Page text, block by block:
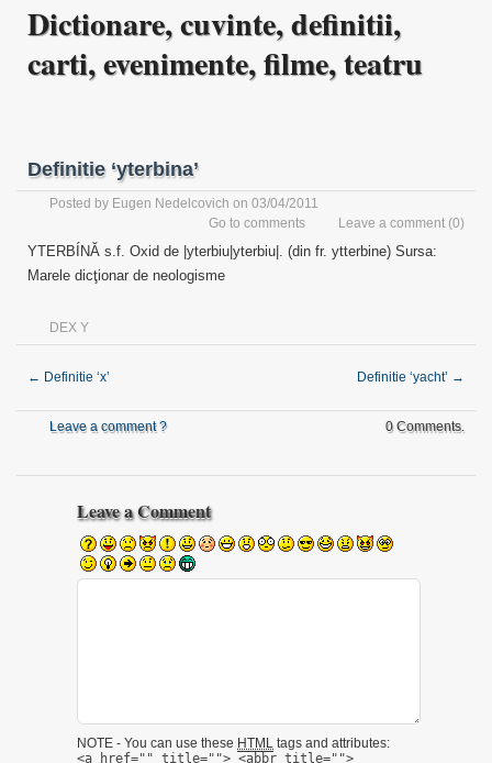
Dictionare, cuvinte, definitii,
carti, evenimente, filme, teatru
Definitie ‘yterbina’
Posted by Eugen Nedelcovich on 03/04/2011
Leave a comment (0)
Go to comments
YTERBÍNĂ s.f. Oxid de |yterbiu|yterbiu|. (din fr. ytterbine) Sursa:
Marele dicţionar de neologisme
DEX Y
← Definitie ‘x’ Definitie ‘yacht’ →
Leave a comment ? 0 Comments.
Leave a Comment
NOTE - You can use these HTML tags and attributes:
<a href="" title=""> <abbr title="">